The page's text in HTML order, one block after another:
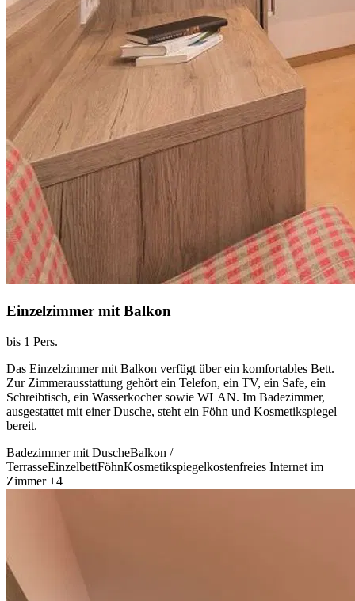
Einzelzimmer mit Balkon
bis 1 Pers.
Das Einzelzimmer mit Balkon verfügt über ein komfortables Bett.
Zur Zimmerausstattung gehört ein Telefon, ein TV, ein Safe, ein
Schreibtisch, ein Wasserkocher sowie WLAN. Im Badezimmer,
ausgestattet mit einer Dusche, steht ein Föhn und Kosmetikspiegel
bereit.
Badezimmer mit DuscheBalkon /
TerrasseEinzelbettFöhnKosmetikspiegelkostenfreies Internet im
Zimmer +4